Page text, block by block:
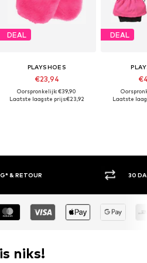
DEAL
PLAYSHOES
€23,94
Oorspronkelijk: €39,90
Laatste laagste prijs:€23,92
DEAL
Laatste
30 DAGEN
niks!